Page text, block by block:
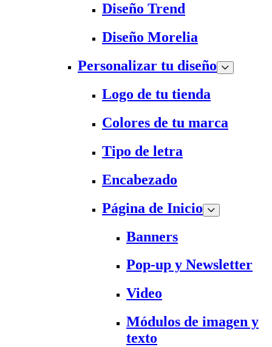
Diseño Trend
Diseño Morelia
Personalizar tu diseño
Logo de tu tienda
Colores de tu marca
Tipo de letra
Encabezado
Página de Inicio
Banners
Pop-up y Newsletter
Video
Módulos de imagen y
texto